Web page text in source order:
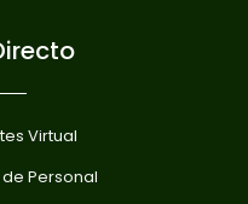
Virtual
Personal